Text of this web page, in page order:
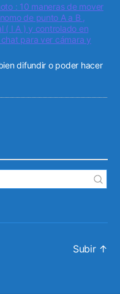
: 10 maneras de mover
de punto A a B ,
( I A ) y controlado en
para ver cámara y
difundir o poder hacer
Subir ↑